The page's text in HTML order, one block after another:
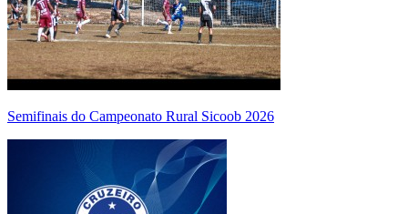
Semifinais do Campeonato Rural Sicoob 2026